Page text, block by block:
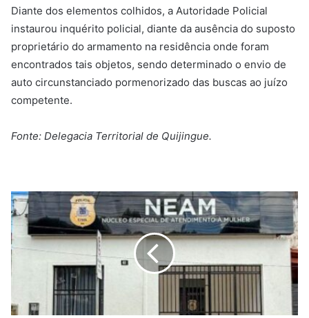
Diante dos elementos colhidos, a Autoridade Policial
instaurou inquérito policial, diante da ausência do suposto
proprietário do armamento na residência onde foram
encontrados tais objetos, sendo determinado o envio de
auto circunstanciado pormenorizado das buscas ao juízo
competente.
Fonte: Delegacia Territorial de Quijingue.